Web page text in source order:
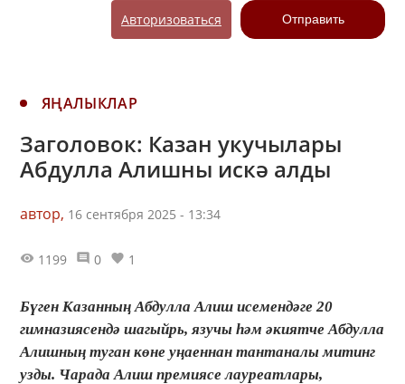
Авторизоваться Отправить
ЯҢАЛЫКЛАР
Заголовок: Казан укучылары
Абдулла Алишны искә алды
автор, 16 сентября 2025 - 13:34
1199 0 1
Бүген Казанның Абдулла Алиш исемендәге 20
гимназиясендә шагыйрь, язучы һәм әкиятче Абдулла
Алишның туган көне уңаеннан тантаналы митинг
узды. Чарада Алиш премиясе лауреатлары,